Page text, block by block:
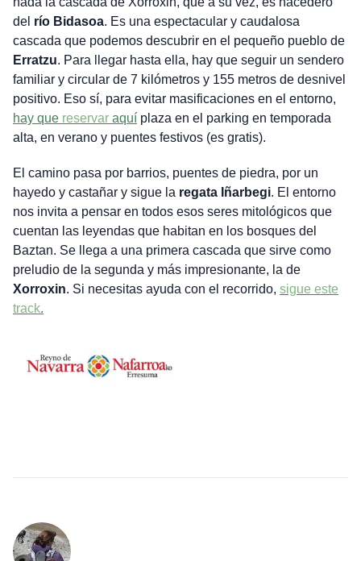
del río Bidasoa. Es una espectacular y caudalosa
cascada que podemos descubrir en el pequeño pueblo de
Erratzu. Para llegar hasta ella, hay que seguir un sendero
familiar y circular de 7 kilómetros y 155 metros de desnivel
positivo. Eso sí, para evitar masificaciones en el entorno,
hay que reservar aquíplaza en el parking en temporada
alta, en verano y puentes festivos (es gratis).
El camino pasa por barrios, puentes de piedra, por un
hayedo y castañar y sigue la regata Iñarbegi. El entorno
nos invita a pensar en todos esos seres mitológicos que
cuentan las leyendas que habitan en los bosques del
Baztan. Se llega a una primera cascada que sirve como
preludio de la segunda y más impresionante, la de
Xorroxin. Si necesitas ayuda con el recorrido, sigue este
track.